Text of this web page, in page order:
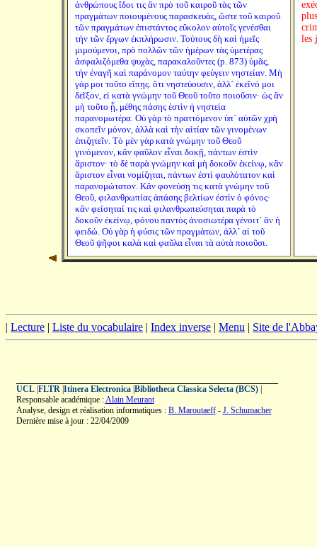
ἀνθρώπους ἴδοι τις ἂν πρὸ τοῦ καιροῦ τὰς τῶν
πραγμάτων ποιουμένους παρασκευὰς, ὥστε τοῦ καιροῦ
τῶν πραγμάτων ἐπιστάντος εὔκολον αὐτοῖς γενέσθαι
τὴν τῶν ἔργων ἐκπλήρωσιν. Τούτους δὴ καὶ ἡμεῖς
μιμούμενοι, πρὸ πολλῶν τῶν ἡμέρων τὰς ὑμετέρας
ἀσφαλιζόμεθα ψυχὰς, παρακαλοῦντες (p. 873) ὑμᾶς,
τὴν ἐναγῆ καὶ παράνομον ταύτην φεύγειν νηστείαν. Μὴ
γάρ μοι τοῦτο εἴπῃς. ὅτι νηστεύουσιν, ἀλλ´ ἐκεῖνό μοι
δεῖξον, εἰ κατὰ γνώμην τοῦ Θεοῦ τοῦτο ποιοῦσιν· ὡς ἂν
μὴ τοῦτο ᾖ, μέθης πάσης ἐστὶν ἡ νηστεία
παρανομωτέρα. Οὐ γὰρ τὸ πραττόμενον ὑπ´ αὐτῶν χρὴ
σκοπεῖν μόνον, ἀλλὰ καὶ τὴν αἰτίαν τῶν γινομένων
ἐπιζητεῖν. Τὸ μὲν γὰρ κατὰ γνώμην τοῦ Θεοῦ
γινόμενον, κἂν φαῦλον εἶναι δοκῇ, πάντων ἐστὶν
ἄριστον· τὸ δὲ παρὰ γνώμην καὶ μὴ δοκοῦν ἐκείνῳ, κἂν
ἄριστον εἶναι νομίζηται, πάντων ἐστὶ φαυλότατον καὶ
παρανομώτατον. Κἂν φονεύσῃ τις κατὰ γνώμην τοῦ
Θεοῦ, φιλανθρωπίας ἁπάσης βελτίων ἐστὶν ὁ φόνος·
κἂν φείσηταί τις καὶ φιλανθρωπεύσηται παρὰ τὸ
δοκοῦν ἐκείνῳ, φόνου παντὸς ἀνοσιωτέρα γένοιτ´ ἂν ἡ
φειδώ. Οὐ γὰρ ἡ φύσις τῶν πραγμάτων, ἀλλ´ αἱ τοῦ
Θεοῦ ψῆφοι καλὰ καὶ φαῦλα εἶναι τὰ αὐτὰ ποιοῦσι.
les
| Lecture | Liste du vocabulaire | Index inverse | Menu | Site de
UCL| FLTR| Itinera Electronica| Bibliotheca Classica Selecta (BCS)|
Responsable académique :Alain Meurant
Analyse, design et réalisation informatiques : B. Maroutaeff- J. Schumacher
Dernière mise à jour : 22/04/2009